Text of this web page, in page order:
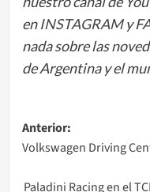
enINSTAGRAMy
nada sobre las
de Argentina y el
Navegación
de
entradas
Anterior:
Volkswagen Driving
Paladini Racing en el